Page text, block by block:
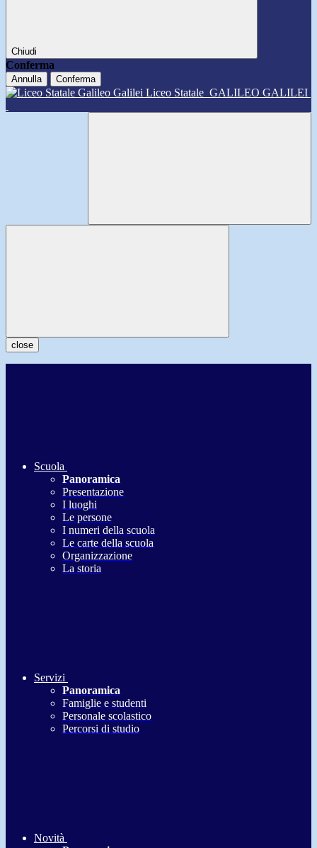
Chiudi
Conferma
Annulla Conferma
Liceo Statale GALILEO GALILEI
close
Scuola
Panoramica
Presentazione
I luoghi
Le persone
I numeri della scuola
Le carte della scuola
Organizzazione
La storia
Servizi
Panoramica
Famiglie e studenti
Personale scolastico
Percorsi di studio
Novità